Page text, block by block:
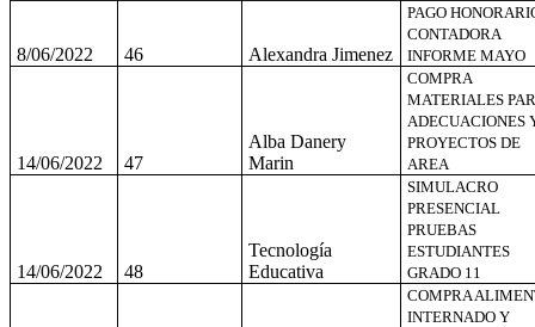
8/06/2022 46 Alexandra Jimenez
PAGO
CONTADORA
INFORME MAYO
14/06/2022 47
Alba Danery
Marin
COMPRA
MATERIALES
ADECUACIONES
PROYECTOS DE
AREA
14/06/2022 48
Tecnología
Educativa
SIMULACRO
PRESENCIAL
PRUEBAS
ESTUDIANTES
GRADO 11
COMPRA
INTERNADO Y